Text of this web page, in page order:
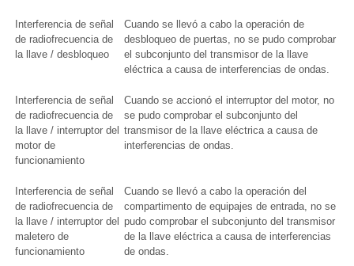
Interferencia de señal
de radiofrecuencia de
la llave / desbloqueo
Cuando se llevó a cabo la operación de
desbloqueo de puertas, no se pudo comprobar
el subconjunto del transmisor de la llave
eléctrica a causa de interferencias de ondas.
Interferencia de señal
de radiofrecuencia de
la llave / interruptor del
motor de
funcionamiento
Cuando se accionó el interruptor del motor, no
se pudo comprobar el subconjunto del
transmisor de la llave eléctrica a causa de
interferencias de ondas.
Interferencia de señal
de radiofrecuencia de
la llave / interruptor del
maletero de
funcionamiento
Cuando se llevó a cabo la operación del
compartimento de equipajes de entrada, no se
pudo comprobar el subconjunto del transmisor
de la llave eléctrica a causa de interferencias
de ondas.